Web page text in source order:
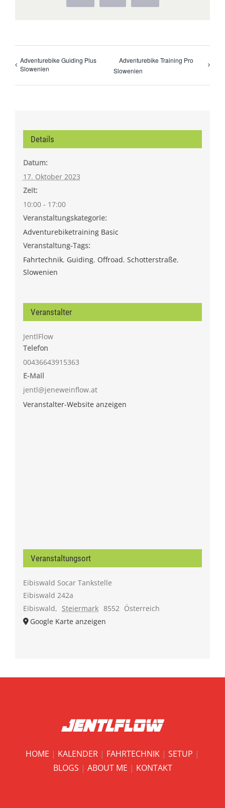
Mail
Adventurebike Guiding Plus
Slowenien
Adventurebike Training Pro
Slowenien
Details
Datum:
17. Oktober 2023
Zeit:
10:00 - 17:00
Veranstaltungskategorie:
Adventurebiketraining Basic
Veranstaltung-Tags:
Fahrtechnik, Guiding, Offroad, Schotterstraße,
Slowenien
Veranstalter
JentlFlow
Telefon
00436643915363
E-Mail
jentl@jeneweinflow.at
Veranstalter-Website anzeigen
Veranstaltungsort
Eibiswald Socar Tankstelle
Eibiswald 242a
Eibiswald, Steiermark 8552 Österreich
Google Karte anzeigen
HOME | KALENDER | FAHRTECHNIK | SETUP |
BLOGS | ABOUT ME | KONTAKT